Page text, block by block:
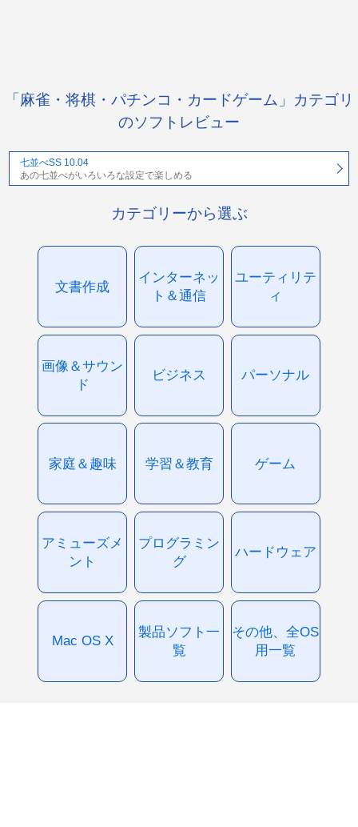
「麻雀・将棋・パチンコ・カードゲーム」カテゴリ
のソフトレビュー
七並べSS 10.04
あの七並べがいろいろな設定で楽しめる
カテゴリーから選ぶ
文書作成
インターネッ
ト＆通信
ユーティリテ
ィ
画像＆サウン
ド
ビジネス パーソナル
家庭＆趣味 学習＆教育 ゲーム
アミューズメ
ント
プログラミン
グ
ハードウェア
Mac OS X
製品ソフト一
覧
その他、全OS
用一覧